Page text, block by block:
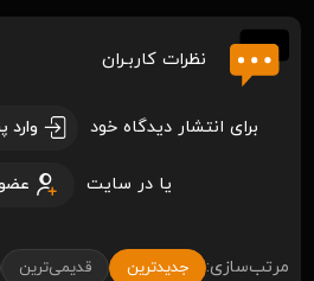
نظرات کاربـران
برای انتشار دیدگاه خود وارد
یا در سایت
مرتب‌سازی: جدیدترین قدیمی‌ترین